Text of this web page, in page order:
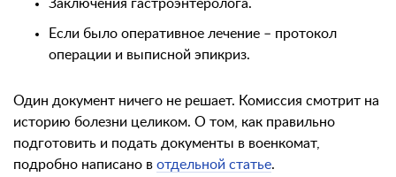
Заключения гастроэнтеролога.
Если было оперативное лечение – протокол
операции и выписной эпикриз.
Один документ ничего не решает. Комиссия смотрит на
историю болезни целиком. О том, как правильно
подготовить и подать документы в военкомат,
подробно написано в отдельной статье.